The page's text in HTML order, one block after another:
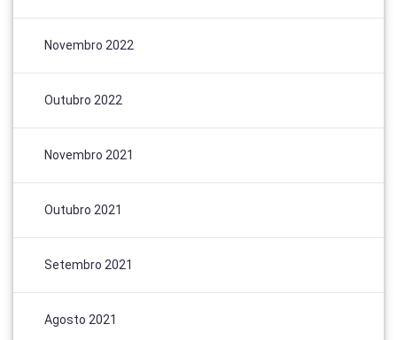
Novembro 2022
Outubro 2022
Novembro 2021
Outubro 2021
Setembro 2021
Agosto 2021